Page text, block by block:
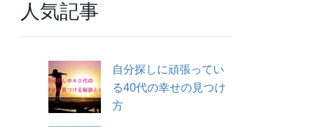
人気記事
自分探しに頑張ってい
る40代の幸せの見つけ
方